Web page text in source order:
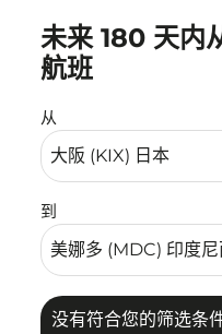
未来 180 天内
航班
从
到
没有符合您的筛选条
没有符合您的筛选条件